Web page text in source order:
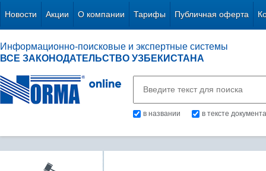
Новости Акции О компании Тарифы Публичная оферта
Информационно-поисковые и экспертные системы
ВСЕ ЗАКОНОДАТЕЛЬСТВО УЗБЕКИСТАНА
в названии в тексте документа